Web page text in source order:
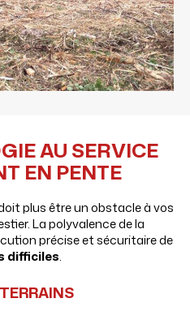
AU SERVICE
EN PENTE
plus être un obstacle à vos
La polyvalence de la
précise et sécuritaire de
difficiles.